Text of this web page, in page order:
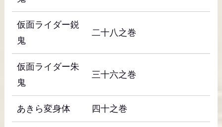
仮面ライダー鋭
鬼
二十八之巻
仮面ライダー朱
鬼
三十六之巻
あきら変身体 四十之巻